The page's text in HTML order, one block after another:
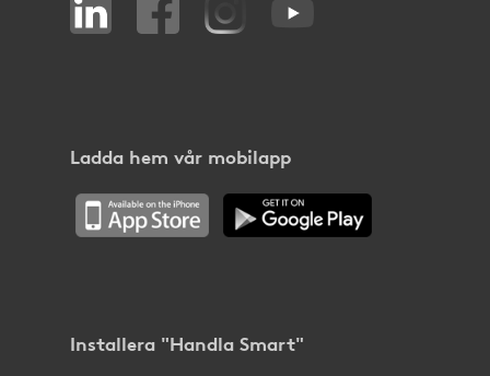
Ladda hem vår mobilapp
Installera "Handla Smart"